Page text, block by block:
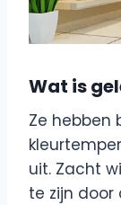
Wat is
Ze hebben
uit. Zacht
te zijn door